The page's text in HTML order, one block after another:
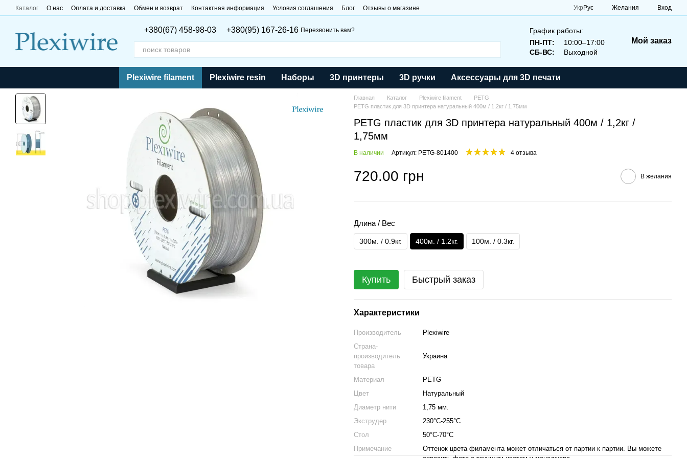
Перейти к основному контенту
Каталог О нас Оплата и доставка Обмен и возврат Контактная информация Условия соглашения Блог Отзывы о магазине Укр Рус Желания Вход
+380(67) 458-98-03 +380(95) 167-26-16 Перезвонить вам?
График работы:
ПН-ПТ:
10:00–17:00
СБ-ВС:
Выходной
Мой заказ
Plexiwire filament Plexiwire resin Наборы 3D принтеры 3D ручки Аксессуары для 3D печати
Главная Каталог Plexiwire filament
PETG
PETG пластик для 3D принтера натуральный 400м / 1,2кг / 1,75мм
PETG пластик для 3D принтера натуральный 400м / 1,2кг /
1,75мм
В наличии Артикул: PETG-801400 4 отзыва
720.00 грн В желания
Длина / Вес
300м. / 0.9кг. 400м. / 1.2кг. 100м. / 0.3кг.
Купить Быстрый заказ
Характеристики
Производитель
Plexiwire
Страна-
производитель
товара
Украина
Материал
PETG
Цвет
Натуральный
Диаметр нити
1,75 мм.
Экструдер
230°С-255°С
Стол
50°С-70°С
Примечание
Оттенок цвета филамента может отличаться от партии к партии. Вы можете